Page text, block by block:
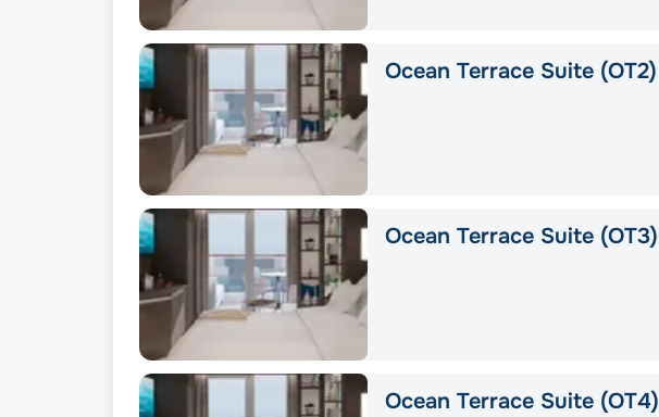
Ocean Terrace Suite (OT2)
Ocean Terrace Suite (OT3)
Ocean Terrace Suite (OT4)